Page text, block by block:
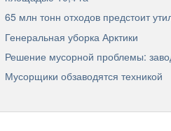
65 млн тонн отходов предстоит
Генеральная уборка Арктики
Решение мусорной проблемы:
Мусорщики обзаводятся техникой